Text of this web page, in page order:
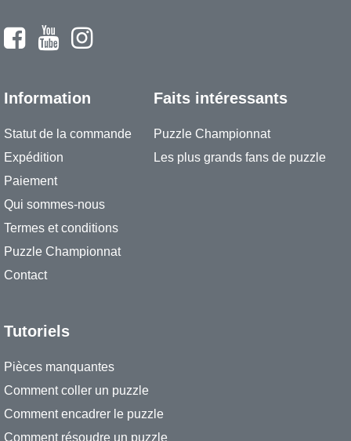
Information
Statut de la commande
Expédition
Paiement
Qui sommes-nous
Termes et conditions
Puzzle Championnat
Contact
Faits intéressants
Puzzle Championnat
Les plus grands fans de puzzle
Tutoriels
Pièces manquantes
Comment coller un puzzle
Comment encadrer le puzzle
Comment résoudre un puzzle